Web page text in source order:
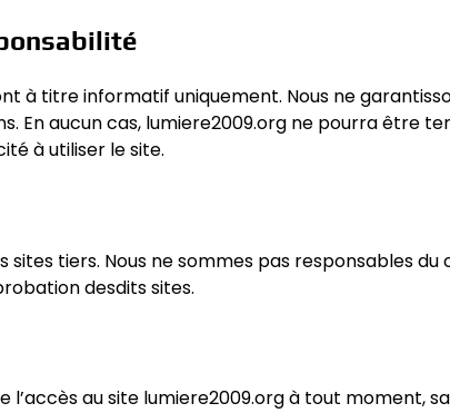
à titre informatif uniquement. Nous ne
En aucun cas, lumiere2009.org ne pourra être
à utiliser le site.
tiers. Nous ne sommes pas responsables du
desdits sites.
l’accès au site lumiere2009.org à tout moment,